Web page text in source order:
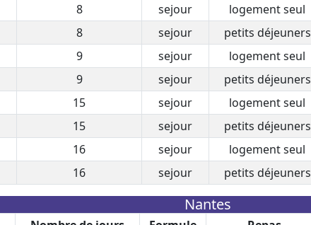
8 sejour logement seul
8 sejour petits déjeuners
9 sejour logement seul
9 sejour petits déjeuners
15 sejour logement seul
15 sejour petits déjeuners
16 sejour logement seul
16 sejour petits déjeuners
Nantes